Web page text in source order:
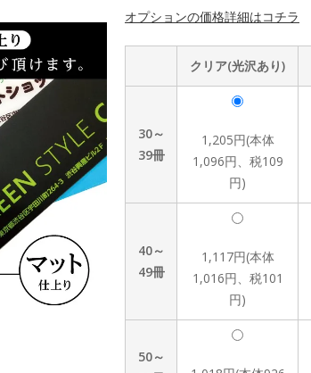
オプションの価格詳細はコチラ
クリア(光沢あり)
30～
39冊
1,205円(本体
1,096円、税109
円)
40～
49冊
1,117円(本体
1,016円、税101
円)
50～